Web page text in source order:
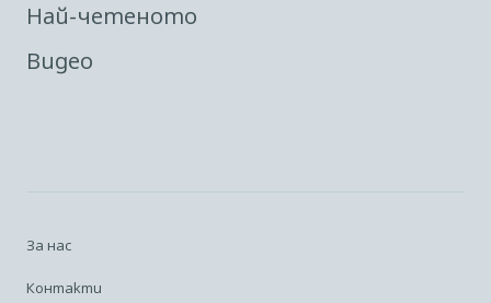
Най-четеното
Видео
За нас
Контакти